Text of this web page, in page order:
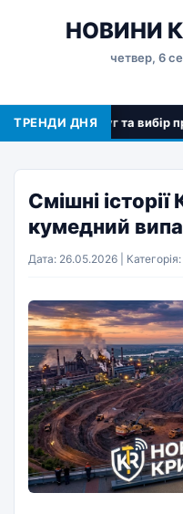
НОВИНИ
четвер, 6
ТРЕНДИ ДНЯ
послуг та вибір
Смішні
кумедний
Дата: 26.05.2026 | Категорія: